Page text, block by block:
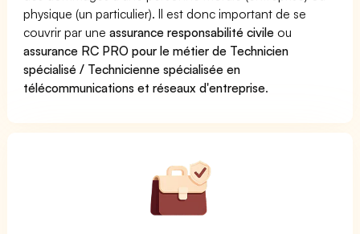
physique (un particulier). Il est donc important de se
couvrir par uneassurance responsabilité civile ou
assurance RC PRO pour le métier de Technicien
spécialisé / Technicienne spécialisée en
télécommunications et réseaux d'entreprise.